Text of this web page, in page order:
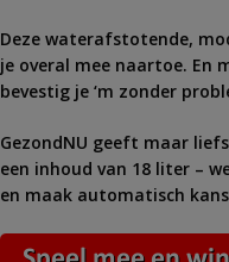
Deze waterafstotende,
je overal mee naartoe. En
bevestig je ‘m zonder
GezondNU geeft maar
een inhoud van 18 liter –
en maak automatisch